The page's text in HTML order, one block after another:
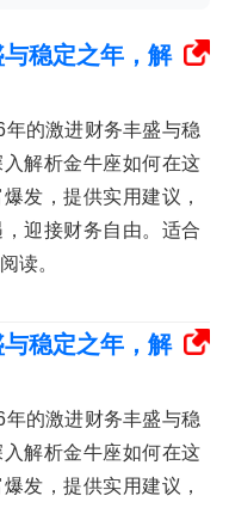
稳定之年，解
的激进财务丰盛与稳
解析金牛座如何在这
发，提供实用建议，
迎接财务自由。适合
读。
稳定之年，解
的激进财务丰盛与稳
解析金牛座如何在这
发，提供实用建议，